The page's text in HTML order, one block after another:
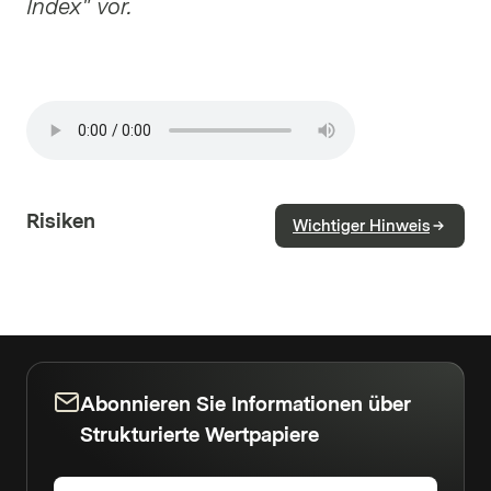
Index" vor.
Risiken Wichtiger Hinweis
Abonnieren Sie Informationen über
Strukturierte Wertpapiere